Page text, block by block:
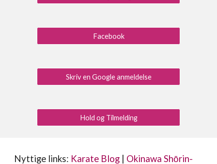
Facebook
Skriv en Google anmeldelse
Hold og Tilmelding
Nyttige links: Karate Blog Okinawa Shōrin-